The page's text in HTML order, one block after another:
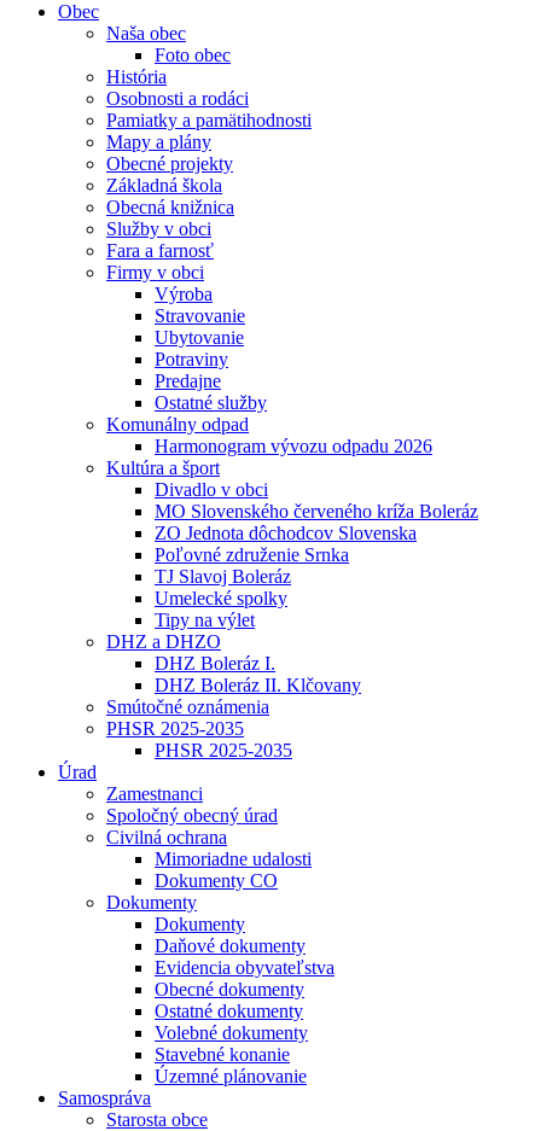
Obec
Naša obec
Foto obec
História
Osobnosti a rodáci
Pamiatky a pamätihodnosti
Mapy a plány
Obecné projekty
Základná škola
Obecná knižnica
Služby v obci
Fara a farnosť
Firmy v obci
Výroba
Stravovanie
Ubytovanie
Potraviny
Predajne
Ostatné služby
Komunálny odpad
Harmonogram vývozu odpadu 2026
Kultúra a šport
Divadlo v obci
MO Slovenského červeného kríža Boleráz
ZO Jednota dôchodcov Slovenska
Poľovné združenie Srnka
TJ Slavoj Boleráz
Umelecké spolky
Tipy na výlet
DHZ a DHZO
DHZ Boleráz I.
DHZ Boleráz II. Klčovany
Smútočné oznámenia
PHSR 2025-2035
PHSR 2025-2035
Úrad
Zamestnanci
Spoločný obecný úrad
Civilná ochrana
Mimoriadne udalosti
Dokumenty CO
Dokumenty
Dokumenty
Daňové dokumenty
Evidencia obyvateľstva
Obecné dokumenty
Ostatné dokumenty
Volebné dokumenty
Stavebné konanie
Územné plánovanie
Samospráva
Starosta obce